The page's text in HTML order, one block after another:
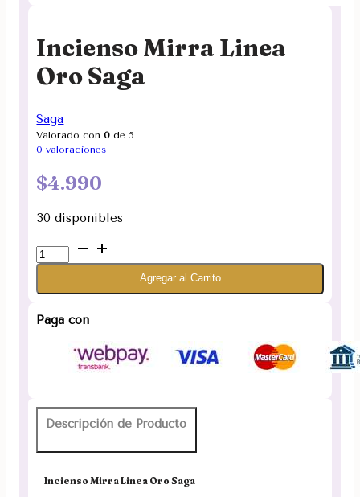
Incienso Mirra Linea
Oro Saga
Saga
Valorado con0 de 5
0 valoraciones
$4.990
30 disponibles
Incienso
Mirra
Saga
Agregar al Carrito
Paga con
Descripción de Producto
Incienso Mirra Linea Oro Saga